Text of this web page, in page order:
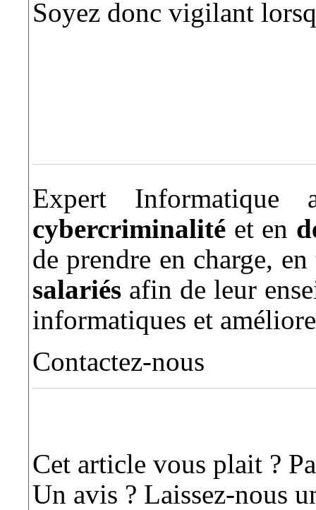
Soyez donc vigilant
Expert Informatique
cybercriminalité et en
de prendre en charge,
salariés afin de leur
informatiques et
Contactez-nous
Cet article vous plait ?
Un avis ? Laissez-nous